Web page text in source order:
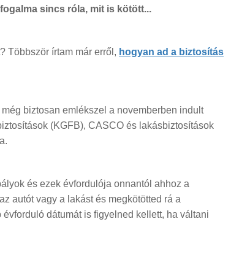
sincs róla, mit is kötött...
Többször írtam már erről, hogyan ad a biztosítás
biztosan emlékszel a novemberben indult
(KGFB), CASCO és lakásbiztosítások
és ezek évfordulója onnantól ahhoz a
autót vagy a lakást és megkötötted rá a
dátumát is figyelned kellett, ha váltani